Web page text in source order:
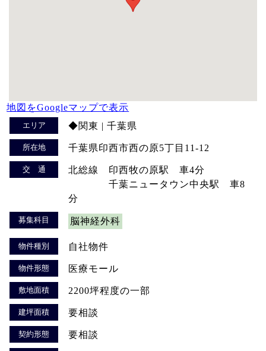
地図をGoogleマップで表示
エリア ◆関東 | 千葉県
所在地 千葉県印西市西の原5丁目11-12
交 通
北総線 印西牧の原駅 車4分
千葉ニュータウン中央駅 車8
分
募集科目 脳神経外科
物件種別 自社物件
物件形態 医療モール
敷地面積 2200坪程度の一部
建坪面積 要相談
契約形態 要相談